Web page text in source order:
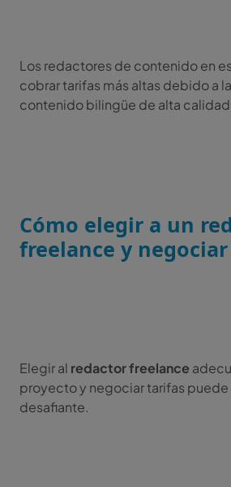
Los redactores de contenido en
cobrar tarifas más altas debido a
contenido bilingüe de alta
Cómo elegir a un
freelance y
Elegir al redactor freelance
proyecto y negociar tarifas puede
desafiante.